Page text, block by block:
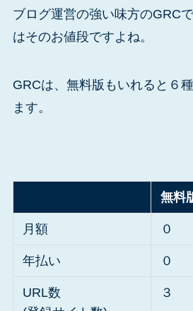
ブログ運営の強い味方のGRC
はそのお値段ですよね。
GRCは、無料版もいれると６
ます。
無料
月額 ０
年払い ０
URL数
３